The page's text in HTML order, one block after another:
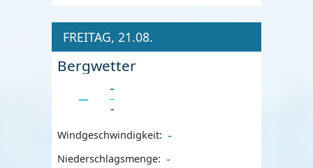
FREITAG, 21.08.
Bergwetter
-
-
Windgeschwindigkeit: -
Niederschlagsmenge: -